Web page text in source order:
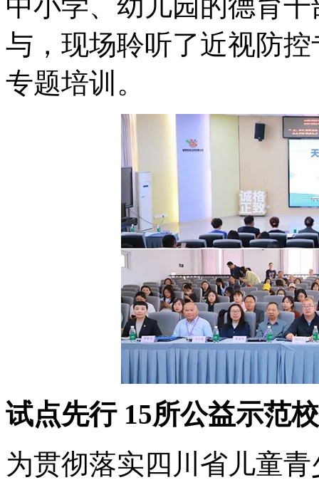
与，现场聆听了近视防
专题培训。
试点先行 15所公益示范
为贯彻落实四川省儿童